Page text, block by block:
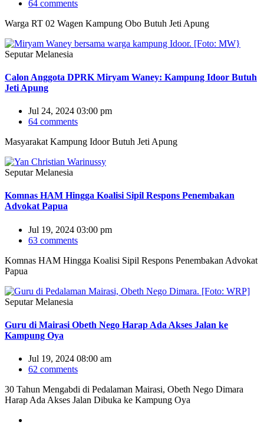
64 comments
Warga RT 02 Wagen Kampung Obo Butuh Jeti Apung
Seputar Melanesia
Calon Anggota DPRK Miryam Waney: Kampung Idoor Butuh
Jeti Apung
Jul 24, 2024 03:00 pm
64 comments
Masyarakat Kampung Idoor Butuh Jeti Apung
Seputar Melanesia
Komnas HAM Hingga Koalisi Sipil Respons Penembakan
Advokat Papua
Jul 19, 2024 03:00 pm
63 comments
Komnas HAM Hingga Koalisi Sipil Respons Penembakan Advokat
Papua
Seputar Melanesia
Guru di Mairasi Obeth Nego Harap Ada Akses Jalan ke
Kampung Oya
Jul 19, 2024 08:00 am
62 comments
30 Tahun Mengabdi di Pedalaman Mairasi, Obeth Nego Dimara
Harap Ada Akses Jalan Dibuka ke Kampung Oya